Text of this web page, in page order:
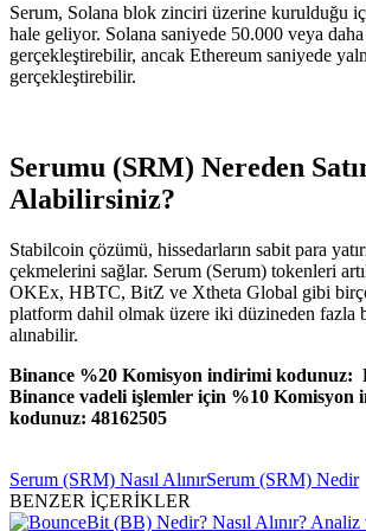
Serum, Solana blok zinciri üzerine kurulduğu
hale geliyor. Solana saniyede 50.000 veya
gerçekleştirebilir, ancak Ethereum saniyede
gerçekleştirebilir.
Serumu (SRM) Nereden
Alabilirsiniz?
Stabilcoin çözümü, hissedarların sabit para
çekmelerini sağlar. Serum (Serum) tokenleri
OKEx, HBTC, BitZ ve Xtheta Global gibi
platform dahil olmak üzere iki düzineden fazla
alınabilir.
Binance %20 Komisyon indirimi kodunuz:
Binance vadeli işlemler için %10 Komisyon
kodunuz: 48162505
Serum (SRM) Nasıl AlınırSerum (SRM) Nedir
BENZER İÇERİKLER